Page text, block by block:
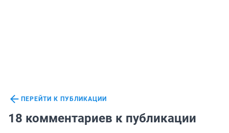
ПЕРЕЙТИ К ПУБЛИКАЦИИ
18 комментариев к публикации